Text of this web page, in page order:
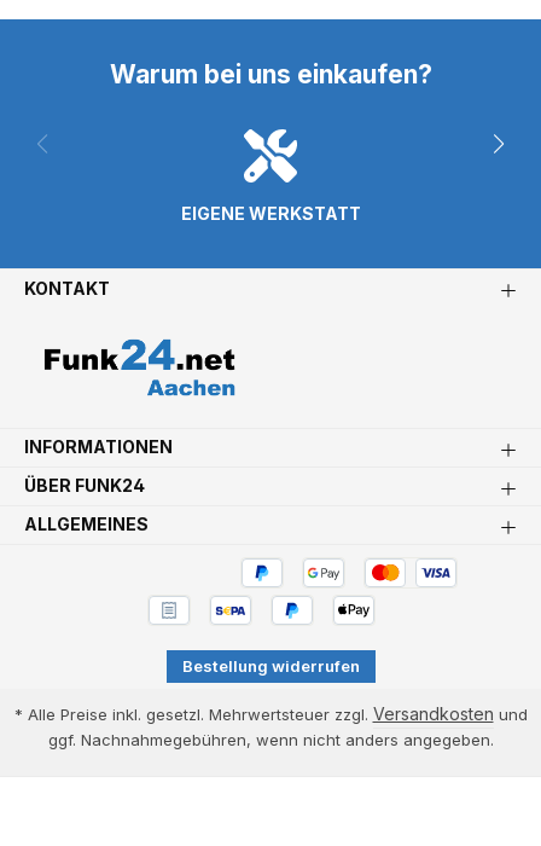
Warum bei uns einkaufen?
EIGENE WERKSTATT
KONTAKT
INFORMATIONEN
ÜBER FUNK24
ALLGEMEINES
Bestellung widerrufen
* Alle Preise inkl. gesetzl. Mehrwertsteuer zzgl. Versandkosten und
ggf. Nachnahmegebühren, wenn nicht anders angegeben.